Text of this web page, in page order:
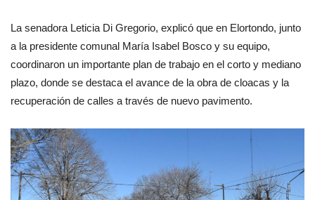
La senadora Leticia Di Gregorio, explicó que en Elortondo, junto
a la presidente comunal María Isabel Bosco y su equipo,
coordinaron un importante plan de trabajo en el corto y mediano
plazo, donde se destaca el avance de la obra de cloacas y la
recuperación de calles a través de nuevo pavimento.